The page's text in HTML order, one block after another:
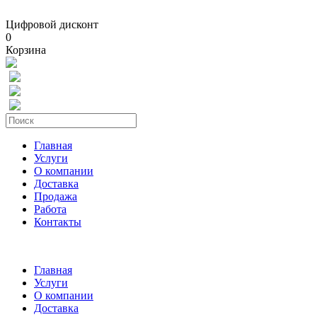
Цифровой дисконт
0
Корзина
Главная
Услуги
О компании
Доставка
Продажа
Работа
Контакты
Главная
Услуги
О компании
Доставка